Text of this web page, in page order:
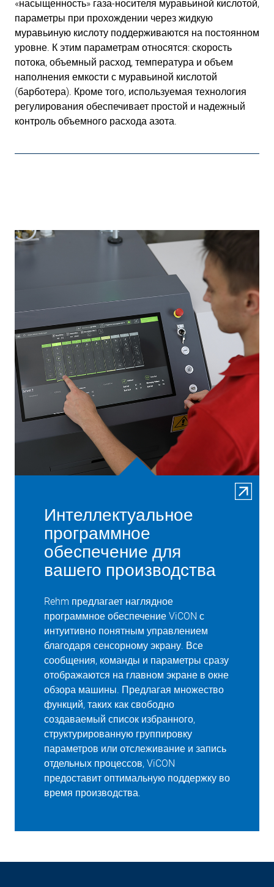
«насыщенность» газа-носителя муравьиной кислотой,
параметры при прохождении через жидкую
муравьиную кислоту поддерживаются на постоянном
уровне. К этим параметрам относятся: скорость
потока, объемный расход, температура и объем
наполнения емкости с муравьиной кислотой
(барботера). Кроме того, используемая технология
регулирования обеспечивает простой и надежный
контроль объемного расхода азота.
Интеллектуальное
программное
обеспечение для
вашего производства
Rehm предлагает наглядное
программное обеспечение ViCON с
интуитивно понятным управлением
благодаря сенсорному экрану. Все
сообщения, команды и параметры сразу
отображаются на главном экране в окне
обзора машины. Предлагая множество
функций, таких как свободно
создаваемый список избранного,
структурированную группировку
параметров или отслеживание и запись
отдельных процессов, ViCON
предоставит оптимальную поддержку во
время производства.